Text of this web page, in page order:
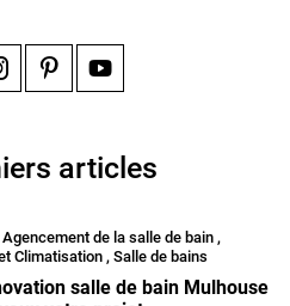
articles
Agencement de la salle de bain ,
Climatisation, Salle de bains
salle de bain Mulhouse